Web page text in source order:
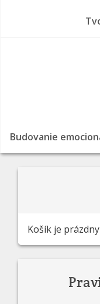
Košík je prázdny